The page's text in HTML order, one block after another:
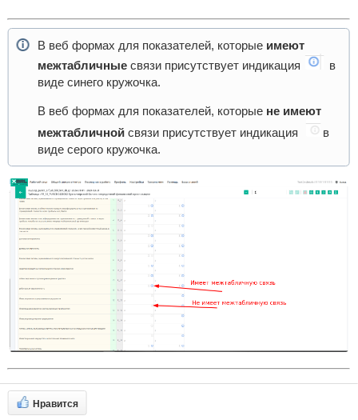
В веб формах для показателей, которые имеют
межтабличныесвязи присутствует индикация
в
виде синего кружочка.
В веб формах для показателей, которыене имеют
межтабличнойсвязи присутствует индикация
в
виде серого кружочка.
Нравится